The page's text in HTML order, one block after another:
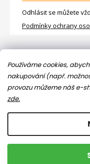
Používáme cookies,
nakupování (např.
provozu můžeme náš e-
zde.
Odhlásit se můžete
Podmínky ochrany
Facebook
Copyright 2026Jsem